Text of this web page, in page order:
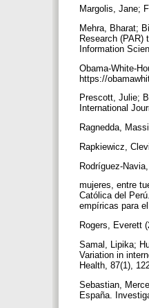
Margolis, Jane;
Mehra, Bharat;
Research (PAR)
Information
Obama-White-
https://
Prescott, Julie;
International
Ragnedda,
Rapkiewicz,
Rodríguez-
mujeres, entre
Católica del
empíricas para
Rogers, Everett
Samal, Lipika;
Variation in
Health, 87(1),
Sebastian,
España.